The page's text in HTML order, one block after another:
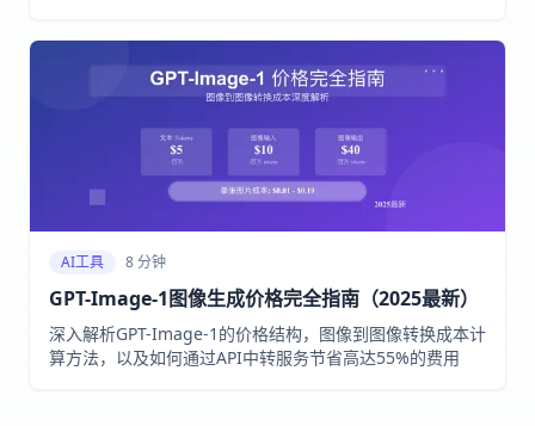
务。
AI工具 8 分钟
GPT-Image-1图像生成价格完全指南（2025最新）
深入解析GPT-Image-1的价格结构，图像到图像转换成本计
算方法，以及如何通过API中转服务节省高达55%的费用